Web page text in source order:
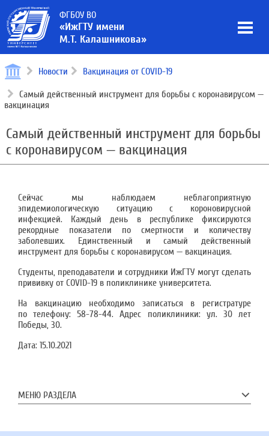
ФГБОУ ВО
«ИжГТУ имени
М.Т. Калашникова»
Новости Вакцинация от COVID-19
Самый действенный инструмент для борьбы с коронавирусом —
вакцинация
Самый действенный инструмент для борьбы
с коронавирусом — вакцинация
Сейчас мы наблюдаем неблагоприятную
эпидемиологическую ситуацию с короновирусной
инфекцией. Каждый день в республике фиксируются
рекордные показатели по смертности и количеству
заболевших. Единственный и самый действенный
инструмент для борьбы с коронавирусом — вакцинация.
Студенты, преподаватели и сотрудники ИжГТУ могут сделать
прививку от COVID-19 в поликлинике университета.
На вакцинацию необходимо записаться в регистратуре
по телефону: 58-78-44. Адрес поликлиники: ул. 30 лет
Победы, 30.
Дата: 15.10.2021
МЕНЮ РАЗДЕЛА